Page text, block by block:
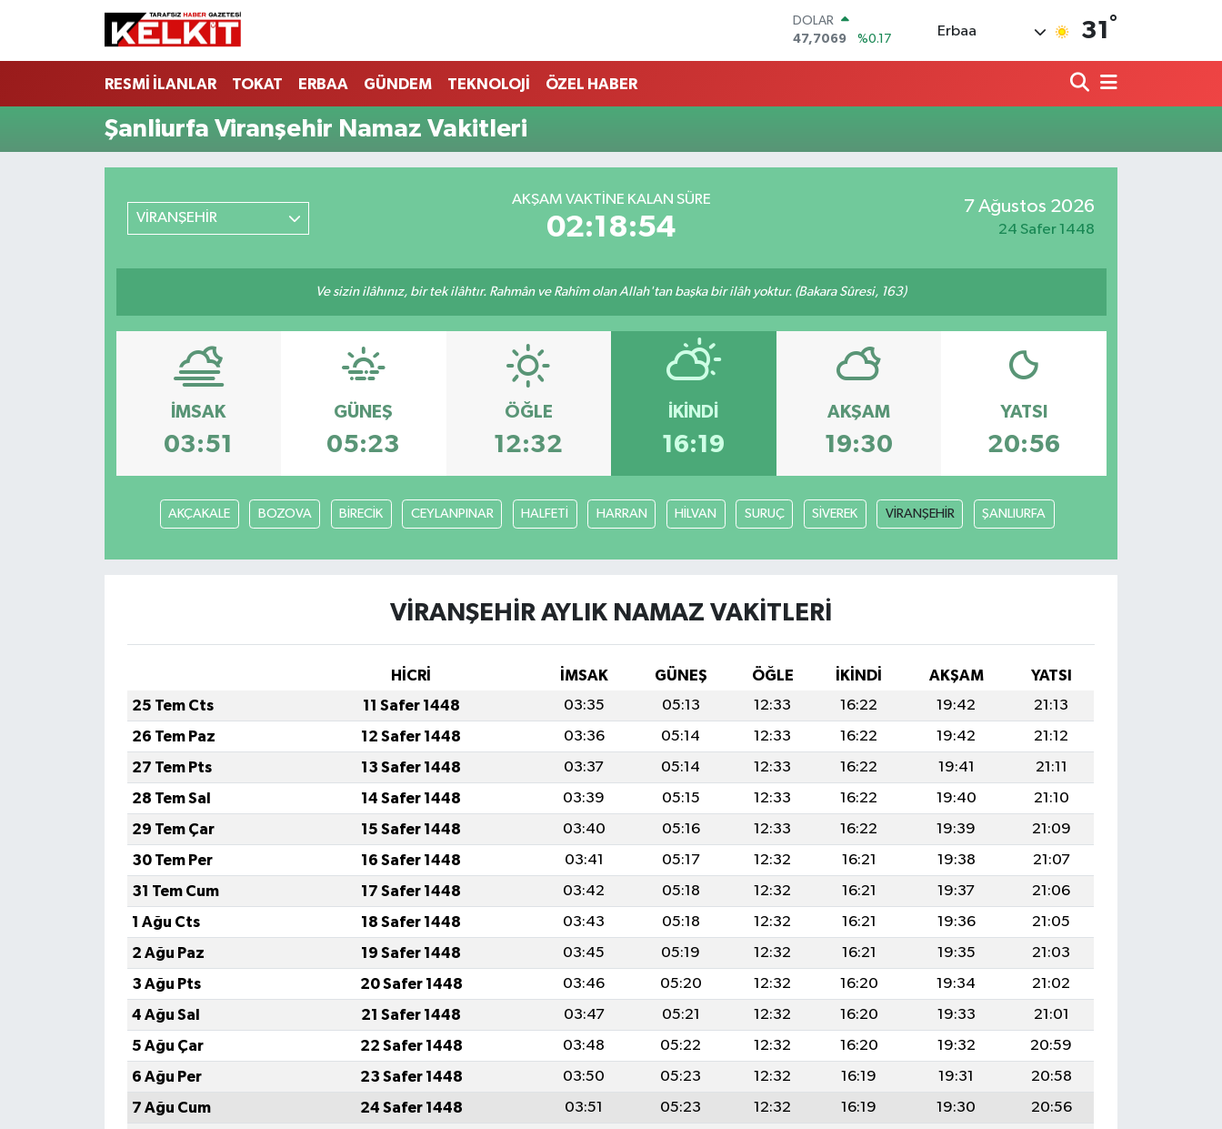
DOLAR
47,7069
%0.17
BİST100
Erbaa 31 °
RESMİ İLANLAR TOKAT ERBAA GÜNDEM TEKNOLOJİ ÖZEL HABER
Şanliurfa Viranşehir Namaz Vakitleri
VİRANŞEHİR
AKŞAM VAKTINE KALAN SÜRE
02:18:54
7 Ağustos 2026
24 Safer 1448
Ve sizin ilâhınız, bir tek ilâhtır. Rahmân ve Rahîm olan Allah'tan başka bir ilâh yoktur. (Bakara Sûresi, 163)
İMSAK
03:51
GÜNEŞ
05:23
ÖĞLE
12:32
İKINDI
16:19
AKŞAM
19:30
YATSI
20:56
AKÇAKALE BOZOVA BİRECİK CEYLANPINAR HALFETİ HARRAN HİLVAN SURUÇ SİVEREK VİRANŞEHİR ŞANLIURFA
VİRANŞEHİR AYLIK NAMAZ VAKITLERI
HİCRİ İMSAK GÜNEŞ ÖĞLE İKINDI AKŞAM
YATSI
25 Tem Cts
11 Safer 1448 03:35 05:13 12:33 16:22 19:42
21:13
26 Tem Paz
12 Safer 1448 03:36 05:14 12:33 16:22 19:42
21:12
27 Tem Pts
13 Safer 1448 03:37 05:14 12:33 16:22 19:41
21:11
28 Tem Sal
14 Safer 1448 03:39 05:15 12:33 16:22 19:40
21:10
29 Tem Çar
15 Safer 1448 03:40 05:16 12:33 16:22 19:39
21:09
30 Tem Per
16 Safer 1448 03:41 05:17 12:32 16:21 19:38
21:07
31 Tem Cum
17 Safer 1448 03:42 05:18 12:32 16:21 19:37
21:06
1 Ağu Cts
18 Safer 1448 03:43 05:18 12:32 16:21 19:36
21:05
2 Ağu Paz
19 Safer 1448 03:45 05:19 12:32 16:21 19:35
21:03
3 Ağu Pts
20 Safer 1448 03:46 05:20 12:32 16:20 19:34
21:02
4 Ağu Sal
21 Safer 1448 03:47 05:21 12:32 16:20 19:33
21:01
5 Ağu Çar
22 Safer 1448 03:48 05:22 12:32 16:20 19:32
20:59
6 Ağu Per
23 Safer 1448 03:50 05:23 12:32 16:19 19:31
20:58
7 Ağu Cum
24 Safer 1448 03:51 05:23 12:32 16:19 19:30
20:56